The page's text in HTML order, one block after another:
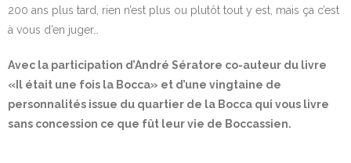
200 ans plus tard, rien n’est plus ou plutôt tout y est, mais ça c’est
à vous d’en juger…
Avec la participation d’André Sératore co-auteur du livre
«Il était une fois la Bocca» et d’une vingtaine de
personnalités issue du quartier de la Bocca qui vous livre
sans concession ce que fût leur vie de Boccassien.